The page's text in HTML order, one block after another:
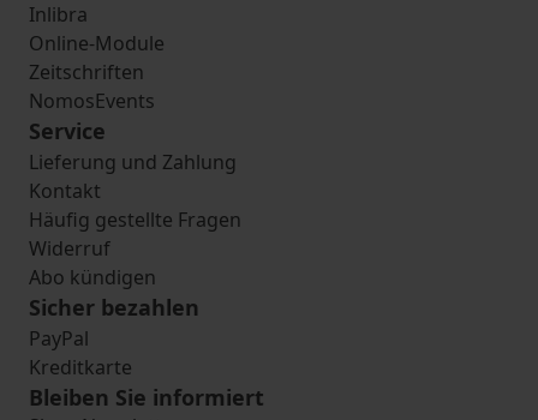
Inlibra
Online-Module
Zeitschriften
NomosEvents
Service
Lieferung und Zahlung
Kontakt
Häufig gestellte Fragen
Widerruf
Abo kündigen
Sicher bezahlen
PayPal
Kreditkarte
Bleiben Sie informiert